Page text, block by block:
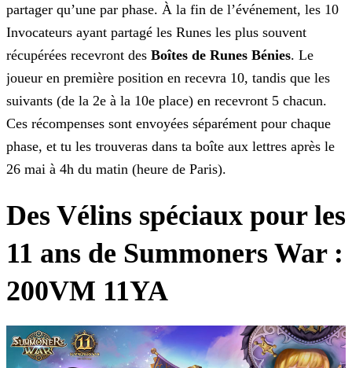
partager qu’une par phase. À la fin de l’événement, les 10
Invocateurs ayant partagé les Runes les plus souvent
récupérées recevront des Boîtes de Runes Bénies. Le
joueur en première position en recevra 10, tandis que les
suivants (de la 2e à la 10e place) en recevront 5 chacun.
Ces récompenses sont envoyées séparément pour chaque
phase, et tu les trouveras dans ta boîte aux lettres après le
26 mai à 4h du matin (heure de Paris).
Des Vélins spéciaux pour les
11 ans de Summoners War :
200VM 11YA